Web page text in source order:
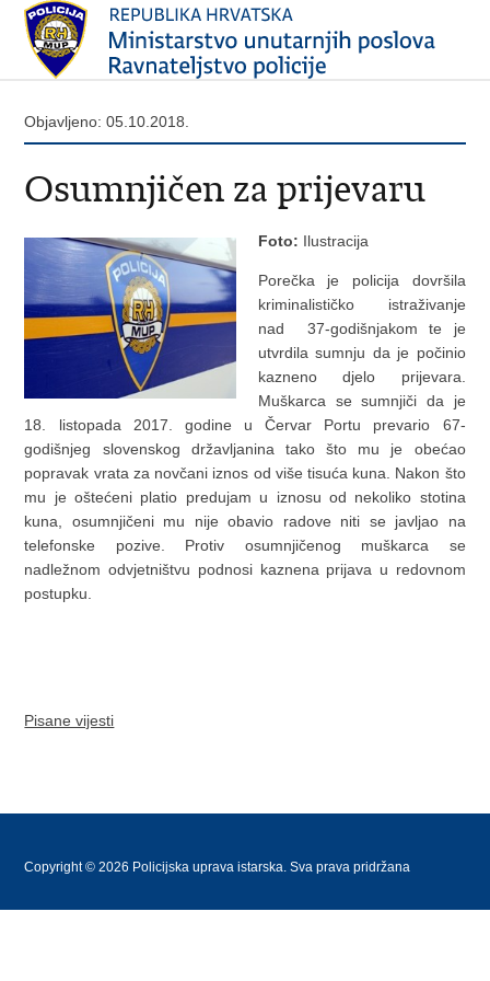
Objavljeno: 05.10.2018.
Osumnjičen za prijevaru
Foto: Ilustracija
Porečka je policija dovršila
kriminalističko istraživanje
nad 37-godišnjakom te je
utvrdila sumnju da je počinio
kazneno djelo prijevara.
Muškarca se sumnjiči da je
18. listopada 2017. godine u Červar Portu prevario 67-
godišnjeg slovenskog državljanina tako što mu je obećao
popravak vrata za novčani iznos od više tisuća kuna. Nakon što
mu je oštećeni platio predujam u iznosu od nekoliko stotina
kuna, osumnjičeni mu nije obavio radove niti se javljao na
telefonske pozive. Protiv osumnjičenog muškarca se
nadležnom odvjetništvu podnosi kaznena prijava u redovnom
postupku.
Pisane vijesti
Copyright © 2026 Policijska uprava istarska. Sva prava pridržana